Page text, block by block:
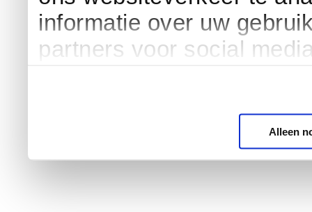
informatie over uw
partners voor social
Alleen